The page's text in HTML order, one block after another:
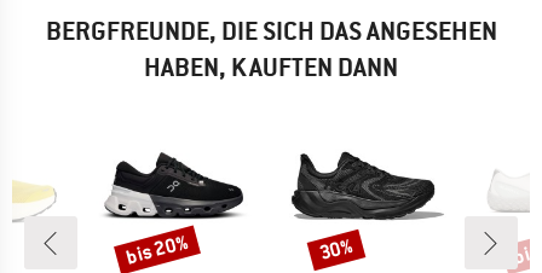
BERGFREUNDE, DIE SICH DAS ANGESEHEN
HABEN, KAUFTEN DANN
Rabatt
bis 20% Rabatt
30%